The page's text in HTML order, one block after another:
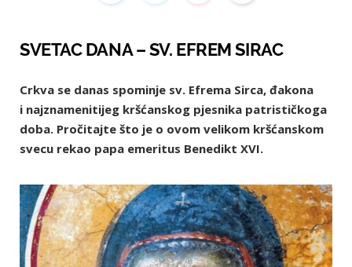
SVETAC DANA – SV. EFREM SIRAC
Crkva se danas spominje sv. Efrema Sirca, đakona
i najznamenitijeg kršćanskog pjesnika patrističkoga
doba. Pročitajte što je o ovom velikom kršćanskom
svecu rekao papa emeritus Benedikt XVI.